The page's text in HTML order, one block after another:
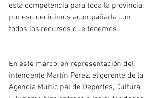
esta competencia para toda la provincia,
por eso decidimos acompañarla con
todos los recursos que tenemos".
En este marco, en representación del
intendente Martín Perez, el gerente de la
Agencia Municipal de Deportes, Cultura